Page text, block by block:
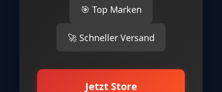
🎯 Top Marken
🚀 Schneller Versand
Jetzt Store